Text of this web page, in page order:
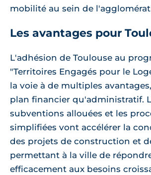
mobilité au sein de
Les avantages pour
L'adhésion de Toulouse au
"Territoires Engagés pour le
la voie à de multiples
plan financier qu'administratif.
subventions allouées et les
simplifiées vont accélérer la
des projets de construction et
permettant à la ville de
efficacement aux besoins